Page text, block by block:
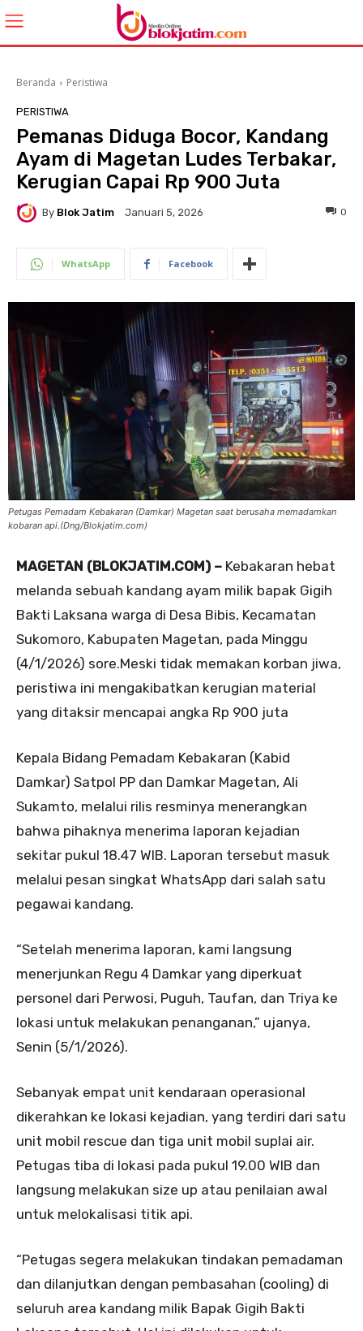
Beranda Peristiwa
PERISTIWA
Pemanas Diduga Bocor, Kandang
Ayam di Magetan Ludes Terbakar,
Kerugian Capai Rp 900 Juta
By Blok Jatim Januari 5, 2026 0
WhatsApp Facebook
Petugas Pemadam Kebakaran (Damkar) Magetan saat berusaha memadamkan
kobaran api.(Dng/Blokjatim.com)
MAGETAN (BLOKJATIM.COM) – Kebakaran hebat
melanda sebuah kandang ayam milik bapak Gigih
Bakti Laksana warga di Desa Bibis, Kecamatan
Sukomoro, Kabupaten Magetan, pada Minggu
(4/1/2026) sore.Meski tidak memakan korban jiwa,
peristiwa ini mengakibatkan kerugian material
yang ditaksir mencapai angka Rp 900 juta
Kepala Bidang Pemadam Kebakaran (Kabid
Damkar) Satpol PP dan Damkar Magetan, Ali
Sukamto, melalui rilis resminya menerangkan
bahwa pihaknya menerima laporan kejadian
sekitar pukul 18.47 WIB. Laporan tersebut masuk
melalui pesan singkat WhatsApp dari salah satu
pegawai kandang.
“Setelah menerima laporan, kami langsung
menerjunkan Regu 4 Damkar yang diperkuat
personel dari Perwosi, Puguh, Taufan, dan Triya ke
lokasi untuk melakukan penanganan,” ujanya,
Senin (5/1/2026).
Sebanyak empat unit kendaraan operasional
dikerahkan ke lokasi kejadian, yang terdiri dari satu
unit mobil rescue dan tiga unit mobil suplai air.
Petugas tiba di lokasi pada pukul 19.00 WIB dan
langsung melakukan size up atau penilaian awal
untuk melokalisasi titik api.
“Petugas segera melakukan tindakan pemadaman
dan dilanjutkan dengan pembasahan (cooling) di
seluruh area kandang milik Bapak Gigih Bakti